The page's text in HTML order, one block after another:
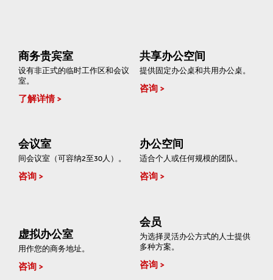
商务贵宾室
设有非正式的临时工作区和会议
室。
了解详情
共享办公空间
提供固定办公桌和共用办公桌。
咨询
会议室
间会议室（可容纳2至30人）。
咨询
办公空间
适合个人或任何规模的团队。
咨询
虚拟办公室
用作您的商务地址。
咨询
会员
为选择灵活办公方式的人士提供
多种方案。
咨询